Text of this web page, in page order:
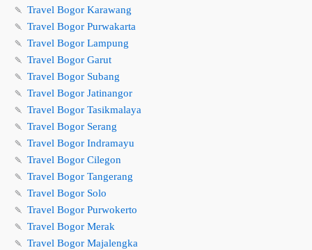
🍡 Travel Bogor Karawang
🍡 Travel Bogor Purwakarta
🍡 Travel Bogor Lampung
🍡 Travel Bogor Garut
🍡 Travel Bogor Subang
🍡 Travel Bogor Jatinangor
🍡 Travel Bogor Tasikmalaya
🍡 Travel Bogor Serang
🍡 Travel Bogor Indramayu
🍡 Travel Bogor Cilegon
🍡 Travel Bogor Tangerang
🍡 Travel Bogor Solo
🍡 Travel Bogor Purwokerto
🍡 Travel Bogor Merak
🍡 Travel Bogor Majalengka